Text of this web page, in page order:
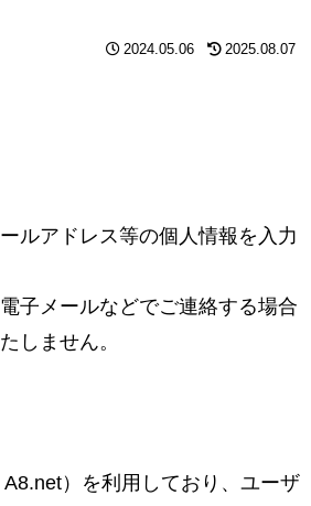
2024.05.06 2025.08.07
ルアドレス等の個人情報を入力
子メールなどでご連絡する場合
しません。
）を利用しており、ユーザ